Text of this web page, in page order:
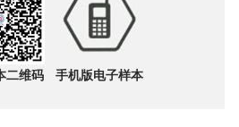
二维码 手机版电子样本